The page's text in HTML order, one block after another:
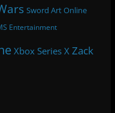
Sword Art Online
Entertainment
Xbox Series X Zack